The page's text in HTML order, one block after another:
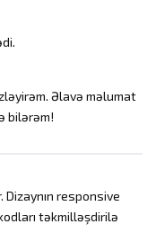
Əlavə məlumat
bilərəm!
responsive
təkmilləşdirilə